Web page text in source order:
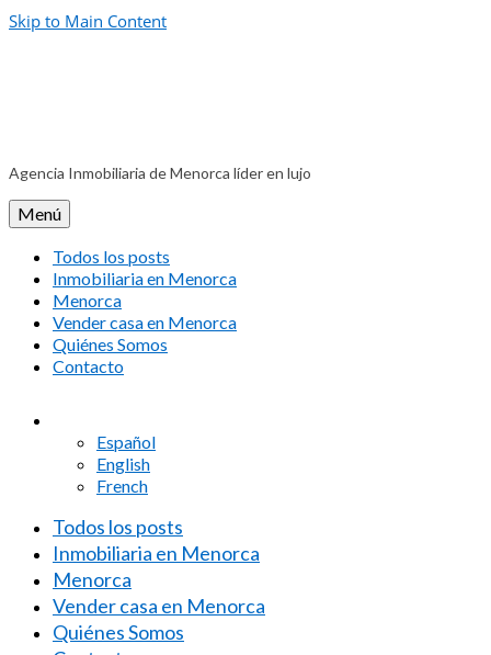
Skip to Main Content
Agencia Inmobiliaria de Menorca líder en lujo
Menú
Todos los posts
Inmobiliaria en Menorca
Menorca
Vender casa en Menorca
Quiénes Somos
Contacto
Español
English
French
Todos los posts
Inmobiliaria en Menorca
Menorca
Vender casa en Menorca
Quiénes Somos